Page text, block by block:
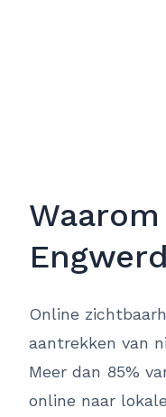
Online
aantrekken van
Meer dan 85%
online naar